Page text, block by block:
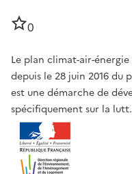
0
Le plan climat-air-
depuis le 28 juin 2016 du
est une démarche de
spécifiquement sur la